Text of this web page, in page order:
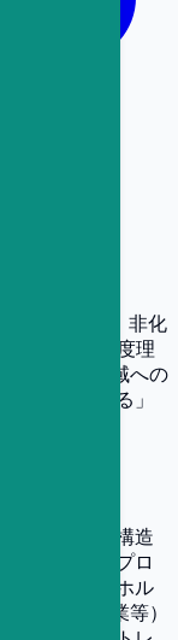
クレジット、非化
VCM）の制度理
ィ/脱炭素領域への
るものにする」
規制動向を構造
描ける能力 プロ
なステークホル
ジニア、営業等）